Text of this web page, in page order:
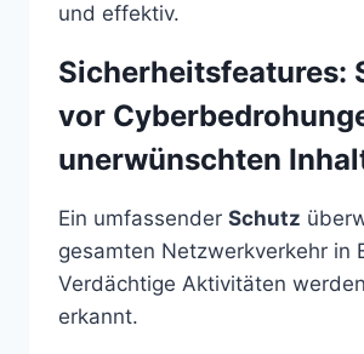
und effektiv.
Sicherheitsfeatures:
vor
unerwünschten
Ein umfassender Schutz
gesamten Netzwerkverkehr in
Verdächtige Aktivitäten
erkannt.